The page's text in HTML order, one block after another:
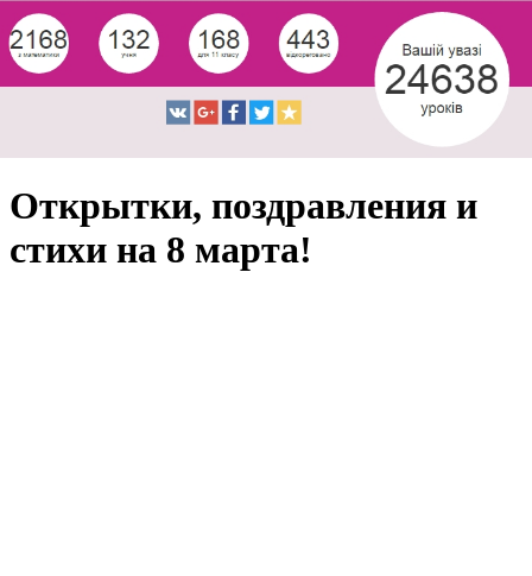
Открытки, поздравления и
стихи на 8 марта!